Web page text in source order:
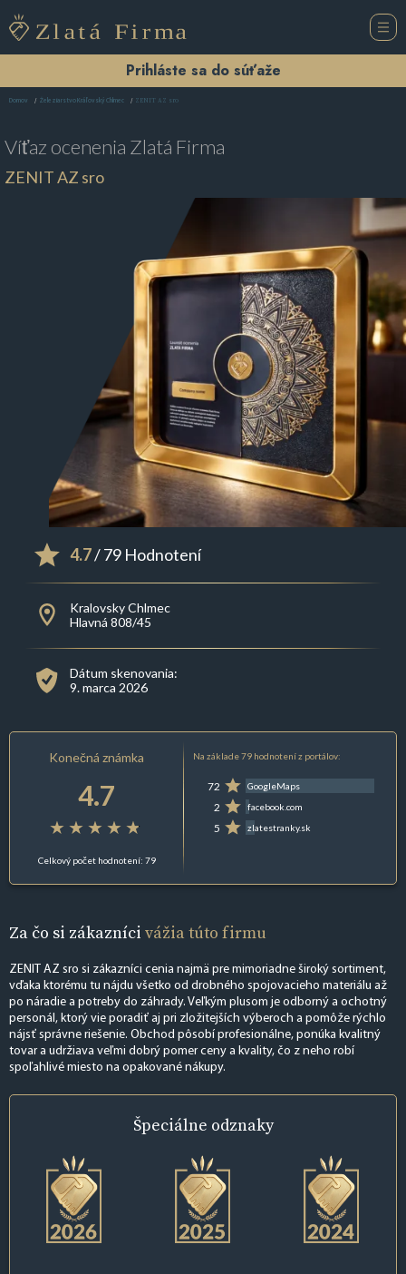
Prihláste sa do súťaže
Domov Železiarstvo Kráľovský Chlmec ZENIT AZ sro
Víťaz ocenenia Zlatá Firma
ZENIT AZ sro
4.7/ 79 Hodnotení
Kralovsky Chlmec
Hlavná 808/45
Dátum skenovania:
9. marca 2026
Konečná známka
4.7
Celkový počet hodnotení: 79
Na základe 79 hodnotení z portálov:
72 GoogleMaps
2 facebook.com
5 zlatestranky.sk
Za čo si zákazníci vážia túto firmu
ZENIT AZ sro si zákazníci cenia najmä pre mimoriadne široký sortiment,
vďaka ktorému tu nájdu všetko od drobného spojovacieho materiálu až
po náradie a potreby do záhrady. Veľkým plusom je odborný a ochotný
personál, ktorý vie poradiť aj pri zložitejších výberoch a pomôže rýchlo
nájsť správne riešenie. Obchod pôsobí profesionálne, ponúka kvalitný
tovar a udržiava veľmi dobrý pomer ceny a kvality, čo z neho robí
spoľahlivé miesto na opakované nákupy.
Špeciálne odznaky